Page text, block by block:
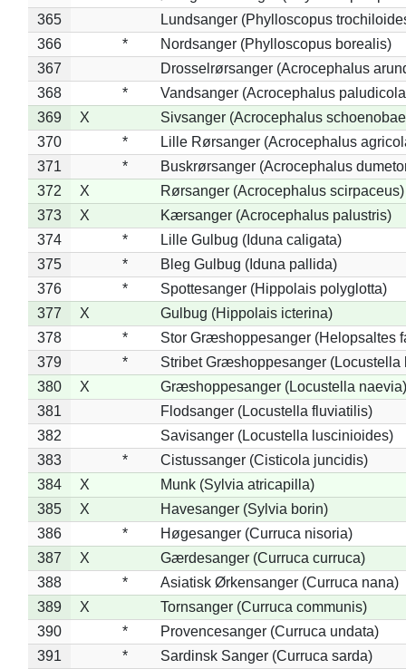
365
Lundsanger (Phylloscopus
366
*
Nordsanger (Phylloscopus borealis)
367
Drosselrørsanger (Acrocephalus
368
*
Vandsanger (Acrocephalus
369
X
Sivsanger (Acrocephalus
370
*
Lille Rørsanger (Acrocephalus
371
*
Buskrørsanger (Acrocephalus
372
X
Rørsanger (Acrocephalus scirpaceus)
373
X
Kærsanger (Acrocephalus palustris)
374
*
Lille Gulbug (Iduna caligata)
375
*
Bleg Gulbug (Iduna pallida)
376
*
Spottesanger (Hippolais polyglotta)
377
X
Gulbug (Hippolais icterina)
378
*
Stor Græshoppesanger (Helopsaltes
379
*
Stribet Græshoppesanger (Locustella
380
X
Græshoppesanger (Locustella naevia)
381
Flodsanger (Locustella fluviatilis)
382
Savisanger (Locustella luscinioides)
383
*
Cistussanger (Cisticola juncidis)
384
X
Munk (Sylvia atricapilla)
385
X
Havesanger (Sylvia borin)
386
*
Høgesanger (Curruca nisoria)
387
X
Gærdesanger (Curruca curruca)
388
*
Asiatisk Ørkensanger (Curruca nana)
389
X
Tornsanger (Curruca communis)
390
*
Provencesanger (Curruca undata)
391
*
Sardinsk Sanger (Curruca sarda)